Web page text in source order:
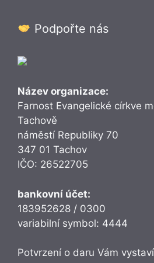
Podpořte nás
Název organizace:
Farnost Evangelické církve
Tachově
náměstí Republiky 70
347 01 Tachov
IČO: 26522705
bankovní účet:
183952628 / 0300
variabilní symbol: 4444
Potvrzení o daru Vám